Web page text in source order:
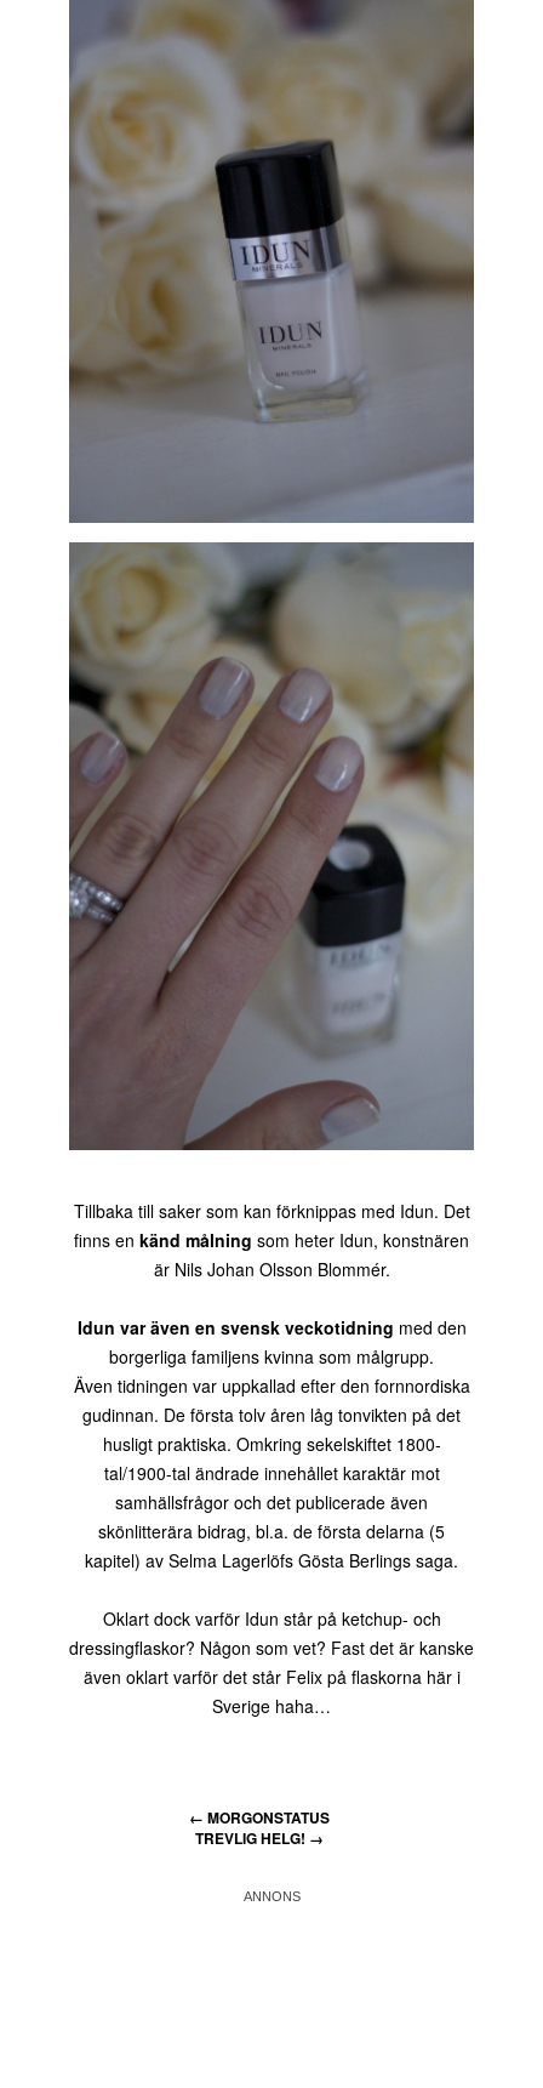
Tillbaka till saker som kan förknippas med Idun. Det
finns en känd målning som heter Idun, konstnären
är Nils Johan Olsson Blommér.
Idun var även en svensk veckotidning med den
borgerliga familjens kvinna som målgrupp.
Även tidningen var uppkallad efter den fornnordiska
gudinnan. De första tolv åren låg tonvikten på det
husligt praktiska. Omkring sekelskiftet 1800-
tal/1900-tal ändrade innehållet karaktär mot
samhällsfrågor och det publicerade även
skönlitterära bidrag, bl.a. de första delarna (5
kapitel) av Selma Lagerlöfs Gösta Berlings saga.
Oklart dock varför Idun står på ketchup- och
dressingflaskor? Någon som vet? Fast det är kanske
även oklart varför det står Felix på flaskorna här i
Sverige haha…
← MORGONSTATUS
TREVLIG HELG! →